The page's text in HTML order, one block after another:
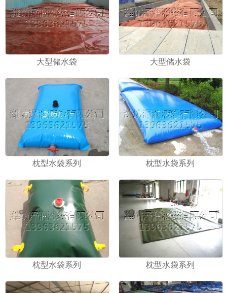
大型储水袋 大型储水袋
枕型水袋系列 枕型水袋系列
枕型水袋系列 枕型水袋系列